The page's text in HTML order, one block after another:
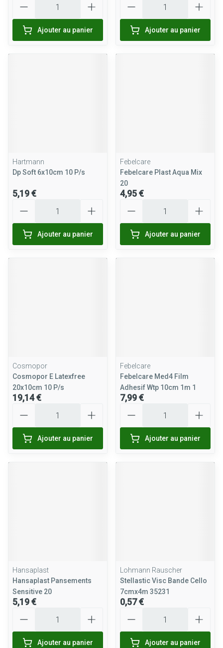
Ajouter au panier Ajouter au panier
Hartmann
Dp Soft 6x10cm 10 P/s
5,19 €
Ajouter au panier
Febelcare
Febelcare Plast Aqua Mix
20
4,95 €
Ajouter au panier
Cosmopor
Cosmopor E Latexfree
20x10cm 10 P/s
19,14 €
Ajouter au panier
Febelcare
Febelcare Med4 Film
Adhesif Wtp 10cm 1m 1
7,99 €
Ajouter au panier
Hansaplast
Hansaplast Pansements
Sensitive 20
5,19 €
Ajouter au panier
Lohmann Rauscher
Stellastic Visc Bande Cello
7cmx4m 35231
0,57 €
Ajouter au panier